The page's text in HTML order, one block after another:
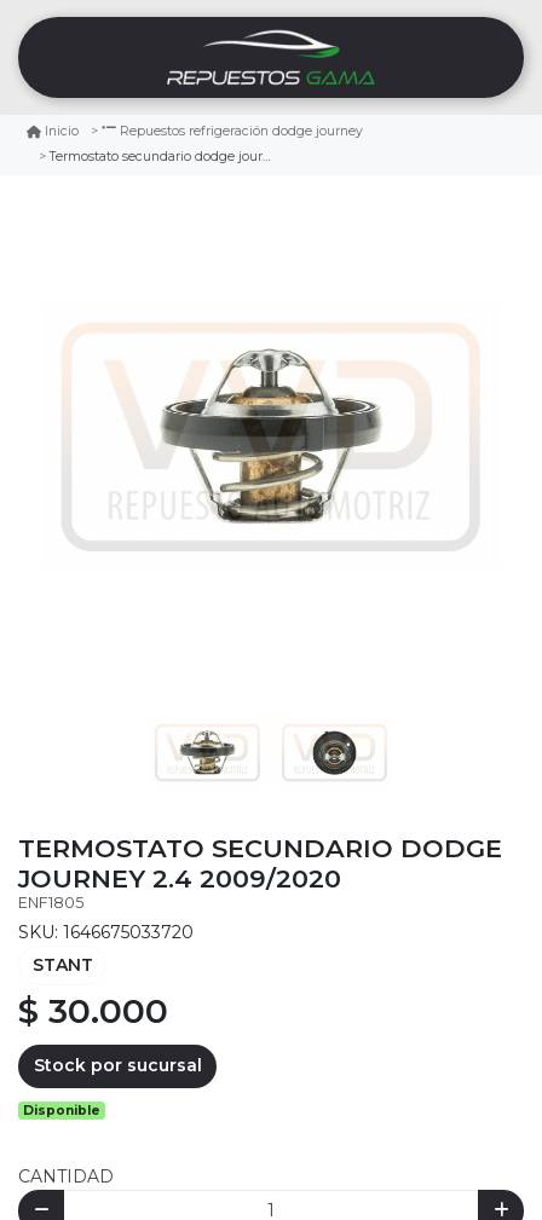
Inicio
Repuestos refrigeración dodge journey
Termostato secundario dodge journey 2.4 2009/2020
TERMOSTATO SECUNDARIO DODGE
JOURNEY 2.4 2009/2020
ENF1805
SKU: 1646675033720
STANT
$ 30.000
Stock por sucursal
Disponible
CANTIDAD